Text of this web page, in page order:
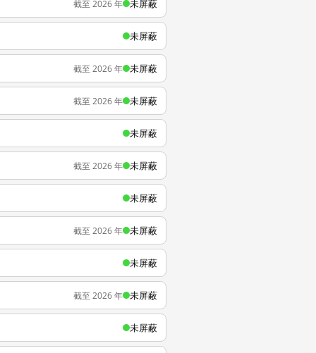
截至 2026 年 未屏蔽
未屏蔽
截至 2026 年 未屏蔽
截至 2026 年 未屏蔽
未屏蔽
截至 2026 年 未屏蔽
未屏蔽
截至 2026 年 未屏蔽
未屏蔽
截至 2026 年 未屏蔽
未屏蔽